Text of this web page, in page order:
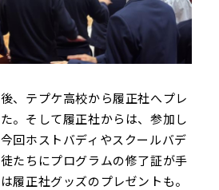
、テプケ高校から履正社へプレ
。そして履正社からは、参加し
回ホストバディやスクールバデ
たちにプログラムの修了証が手
履正社グッズのプレゼントも。